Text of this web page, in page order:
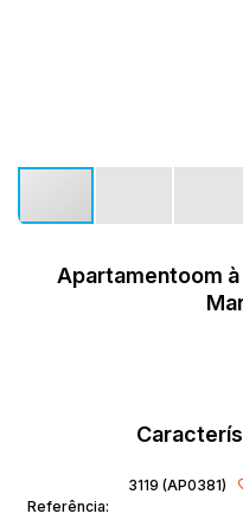
Apartamentoom
Referência:
3119 (AP0381)